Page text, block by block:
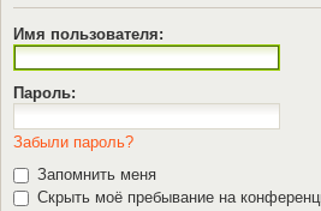
Имя пользователя:
Пароль:
Забыли пароль?
Запомнить меня
Скрыть моё пребывание на